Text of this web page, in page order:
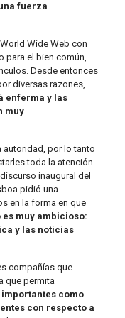
fuerza
Wide Web con
para el bien común,
Desde entonces
diversas razones,
enferma y las
muy
autoridad, por lo tanto
toda la atención
inaugural del
pidió una
en la forma en que
es muy ambicioso:
y las noticias
compañías que
que permita
como
con respecto a